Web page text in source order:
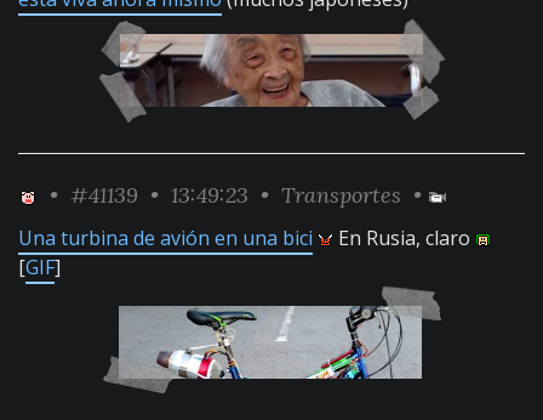
• #41139 • 13:49:23 • Transportes •
Una turbina de avión en una bici
En Rusia, claro
[GIF]